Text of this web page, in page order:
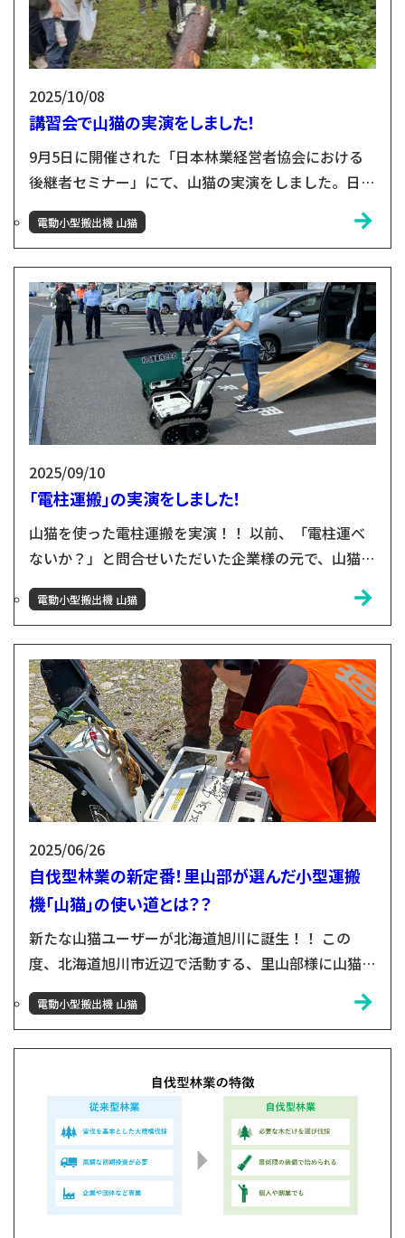
2025/10/08
講習会で山猫の実演をしました！
9月5日に開催された「日本林業経営者協会における
後継者セミナー」にて、山猫の実演をしました。日本
林業経営者協会とは？ 日本林業経営者協会（林経
協）は、全国の林業経営者らで構成される一般社団法
政策提言・調査研究・研修や機関誌発行などの情報発
信を行っています。また、政策PR、金融税制、コス
ト低減、獣害対策、需要開発、木質エネルギー、輸出
などの部会で実務課...
電動小型搬出機 山猫
2025/09/10
「電柱運搬」の実演をしました！
山猫を使った電柱運搬を実演！！ 以前、「電柱運べ
ないか？」と問合せいただいた企業様の元で、山猫を
紹介する機械をいただきました！ 沢山の方にご覧い
ただきました なんと30人ほどの方にお集まりいただ
に山猫へ電柱を固定しました。(緊張しすぎて、冷や
汗ダラダラでした💦) いざ実践開始！！ 普段、この長
さの木材を運ぶことは無いので、私自信もドキドキし
ましたが、...
電動小型搬出機 山猫
2025/06/26
自伐型林業の新定番！里山部が選んだ小型運搬
機「山猫」の使い道とは？？
新たな山猫ユーザーが北海道旭川に誕生！！ この
度、北海道旭川市近辺で活動する、里山部様に山猫を
導入いただきました！ 山猫をお渡しすると、すぐさ
まボディに代表の清水さんのサインが😄😄さらに全
とっても楽しみです！！ 「里山部」とは 里山部様
は、地域山林での自伐型林業や山林資源の販売やほ
か、親子や子どもを対象と...
電動小型搬出機 山猫